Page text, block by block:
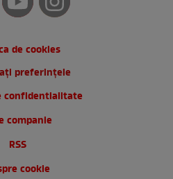
de cookies
preferințele
confidentialitate
companie
RSS
cookie